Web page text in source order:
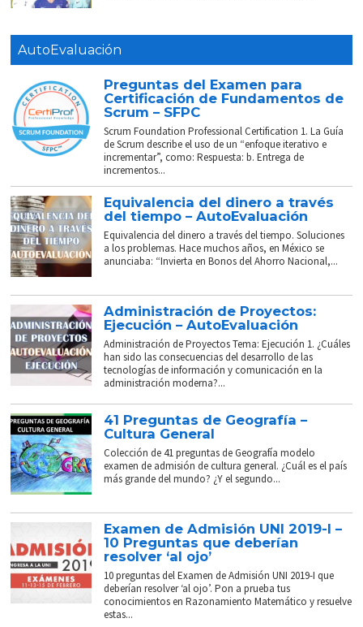
AutoEvaluación
Preguntas del Examen para
Certificación de Fundamentos de
Scrum – SFPC
Scrum Foundation Professional Certification 1. La Guía
de Scrum describe el uso de un “enfoque iterativo e
incrementar”, como: Respuesta: b. Entrega de
incrementos...
Equivalencia del dinero a través
del tiempo – AutoEvaluación
Equivalencia del dinero a través del tiempo. Soluciones
a los problemas. Hace muchos años, en México se
anunciaba: “Invierta en Bonos del Ahorro Nacional,...
Administración de Proyectos:
Ejecución – AutoEvaluación
Administración de Proyectos Tema: Ejecución 1. ¿Cuáles
han sido las consecuencias del desarrollo de las
tecnologías de información y comunicación en la
administración moderna?...
41 Preguntas de Geografía –
Cultura General
Colección de 41 preguntas de Geografía modelo
examen de admisión de cultura general. ¿Cuál es el país
más grande del mundo? ¿Y el segundo...
Examen de Admisión UNI 2019-I –
10 Preguntas que deberían
resolver ‘al ojo’
10 preguntas del Examen de Admisión UNI 2019-I que
deberían resolver ‘al ojo’. Pon a prueba tus
conocimientos en Razonamiento Matemático y resuelve
estas...